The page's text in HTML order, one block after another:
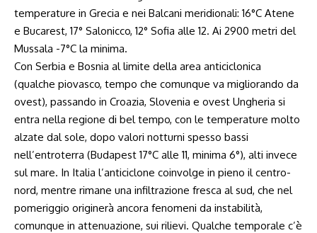
temperature in Grecia e nei Balcani meridionali: 16°C Atene
e Bucarest, 17° Salonicco, 12° Sofia alle 12. Ai 2900 metri del
Mussala -7°C la minima.
Con Serbia e Bosnia al limite della area anticiclonica
(qualche piovasco, tempo che comunque va migliorando da
ovest), passando in Croazia, Slovenia e ovest Ungheria si
entra nella regione di bel tempo, con le temperature molto
alzate dal sole, dopo valori notturni spesso bassi
nell’entroterra (Budapest 17°C alle 11, minima 6°), alti invece
sul mare. In Italia l’anticiclone coinvolge in pieno il centro-
nord, mentre rimane una infiltrazione fresca al sud, che nel
pomeriggio originerà ancora fenomeni da instabilità,
comunque in attenuazione, sui rilievi. Qualche temporale c’è